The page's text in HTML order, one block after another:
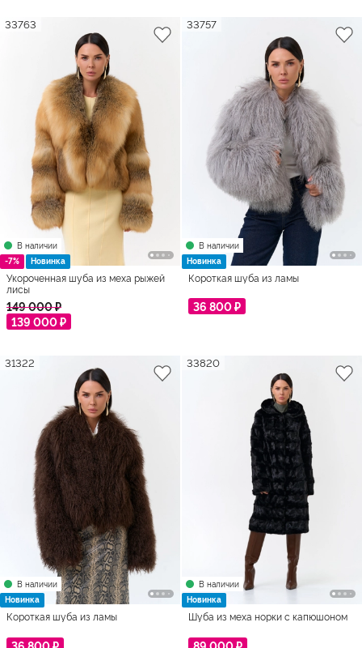
В наличии
-7%
Новинка
33763
Укороченная шуба из меха рыжей
лисы
149 000 ₽
139 000 ₽
В наличии
Новинка
33757
Короткая шуба из ламы
36 800 ₽
В наличии
Новинка
31322
Короткая шуба из ламы
В наличии
Новинка
33820
Шуба из меха норки с капюшоном